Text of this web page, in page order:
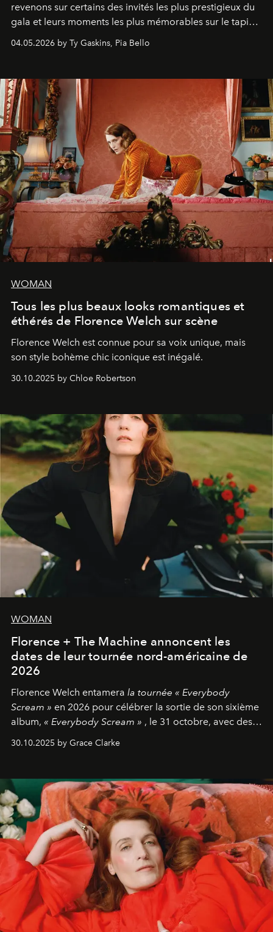
revenons sur certains des invités les plus prestigieux du
gala et leurs moments les plus mémorables sur le tapis
04.05.2026 by Ty Gaskins, Pia Bello
WOMAN
Tous les plus beaux looks romantiques et
éthérés de Florence Welch sur scène
Florence Welch est connue pour sa voix unique, mais
son style bohème chic iconique est inégalé.
30.10.2025 by Chloe Robertson
WOMAN
Florence + The Machine annoncent les
dates de leur tournée nord-américaine de
2026
Florence Welch entamera la tournée « Everybody
Scream » en 2026 pour célébrer la sortie de son sixième
album, « Everybody Scream » , le 31 octobre, avec des
dates nord-américaines débutant en avril prochain.
30.10.2025 by Grace Clarke